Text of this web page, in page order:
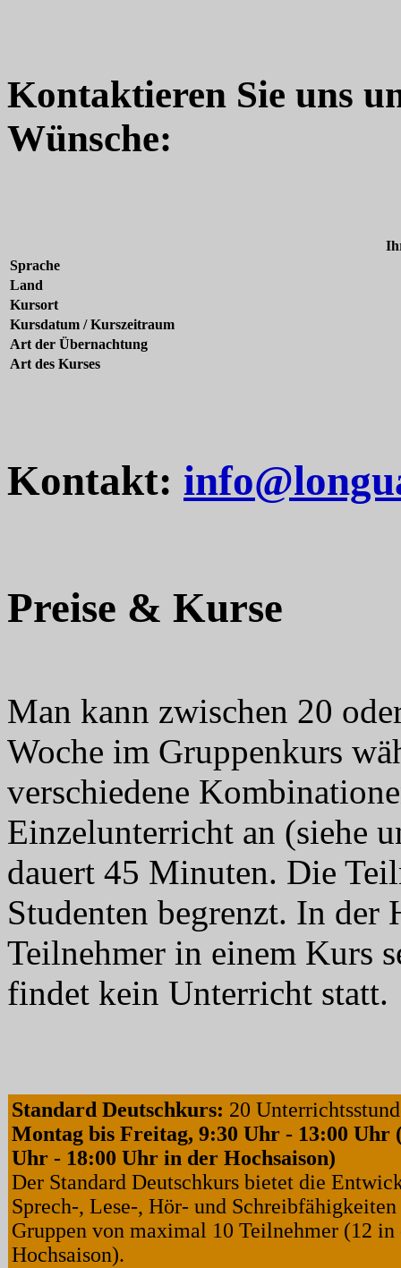
Kontaktieren Sie uns
Wünsche:
Sprache
Land
Kursort
Kursdatum / Kurszeitraum
Art der Übernachtung
Art des Kurses
Kontakt:
Preise & Kurse
Man kann zwischen 20
Woche im Gruppenkurs
verschiedene
Einzelunterricht an (siehe
dauert 45 Minuten. Die
Studenten begrenzt. In der
Teilnehmer in einem Kurs
findet kein Unterricht statt.
Standard Deutschkurs: 20
Montag bis Freitag, 9:30 Uhr - 13:00 Uhr
Uhr - 18:00 Uhr in der Hochsaison)
Der Standard Deutschkurs bietet die
Sprech-, Lese-, Hör- und
Gruppen von maximal 10 Teilnehmer (12 in
Hochsaison).